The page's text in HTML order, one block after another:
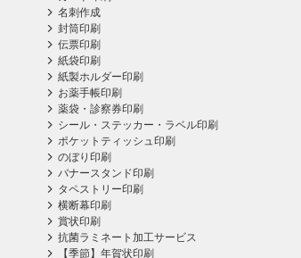
名刺作成
封筒印刷
伝票印刷
紙袋印刷
紙製ホルダー印刷
お薬手帳印刷
薬袋・診察券印刷
シール・ステッカー・ラベル印刷
ポケットティッシュ印刷
のぼり印刷
バナースタンド印刷
タペストリー印刷
横断幕印刷
賞状印刷
抗菌ラミネート加工サービス
【季節】年賀状印刷